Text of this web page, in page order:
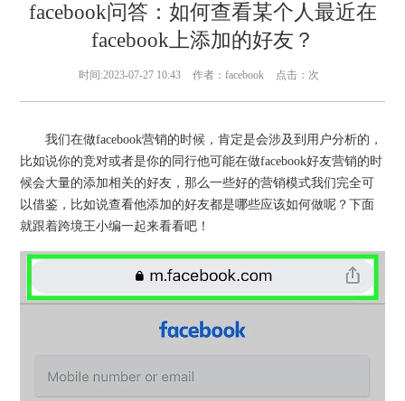
facebook问答：如何查看某个人最近在
facebook上添加的好友？
时间:2023-07-27 10:43 作者：facebook 点击： 次
我们在做facebook营销的时候，肯定是会涉及到用户分析的，
比如说你的竞对或者是你的同行他可能在做facebook好友营销的时
候会大量的添加相关的好友，那么一些好的营销模式我们完全可
以借鉴，比如说查看他添加的好友都是哪些应该如何做呢？下面
就跟着跨境王小编一起来看看吧！